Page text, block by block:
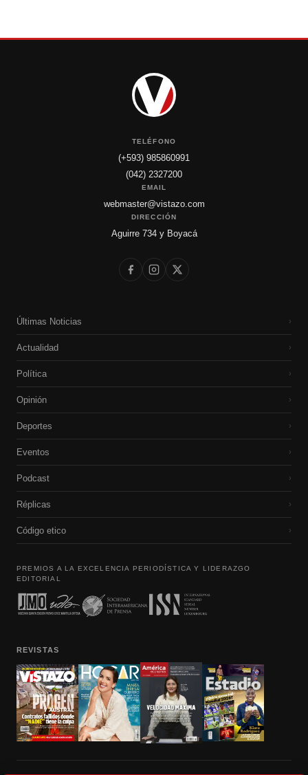
TELÉFONO
(+593) 985860991
(042) 2327200
EMAIL
webmaster@vistazo.com
DIRECCIÓN
Aguirre 734 y Boyacá
Últimas Noticias ›
Actualidad ›
Política ›
Opinión ›
Deportes ›
Eventos ›
Podcast ›
Réplicas ›
Código etico ›
PREMIOS A LA EXCELENCIA PERIODÍSTICA Y LIDERAZGO
EDITORIAL
REVISTAS